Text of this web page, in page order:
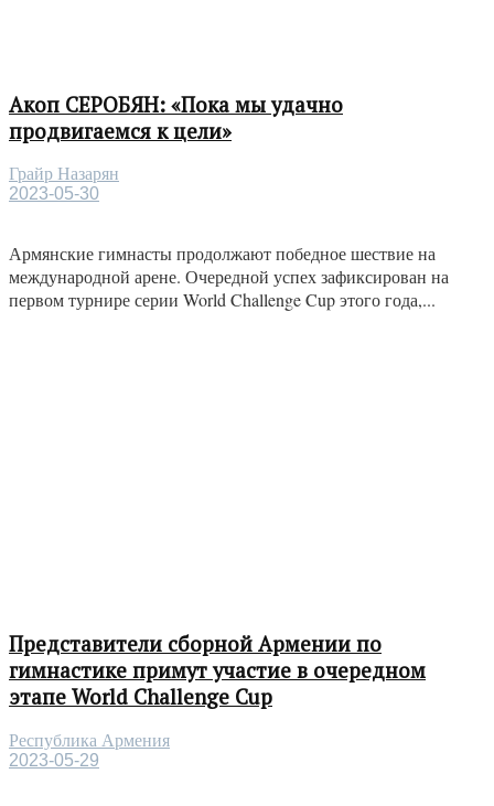
Акоп СЕРОБЯН: «Пока мы удачно
продвигаемся к цели»
Грайр Назарян
2023-05-30
Армянские гимнасты продолжают победное шествие на
международной арене. Очередной успех зафиксирован на
первом турнире серии World Challenge Cup этого года,...
Представители сборной Армении по
гимнастике примут участие в очередном
этапе World Challenge Cup
Республика Армения
2023-05-29